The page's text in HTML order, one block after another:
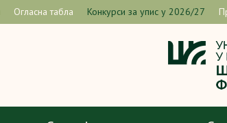
Огласна табла Конкурси за упис у 2026/27